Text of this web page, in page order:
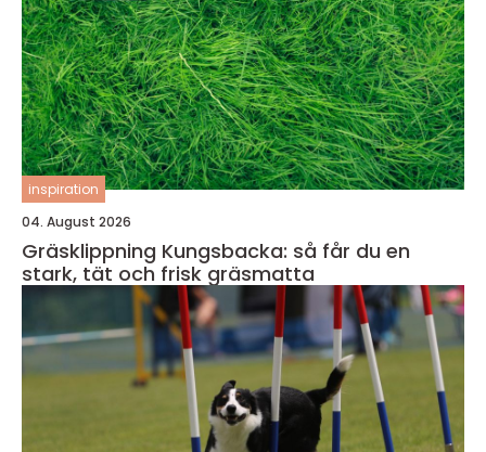
inspiration
04. August 2026
Gräsklippning Kungsbacka: så får du en
stark, tät och frisk gräsmatta